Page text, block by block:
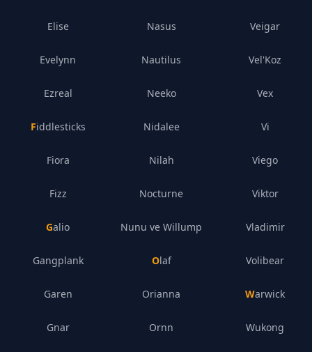
Elise
Evelynn
Ezreal
Fiddlesticks
Fiora
Fizz
Galio
Gangplank
Garen
Gnar
Nasus
Nautilus
Neeko
Nidalee
Nilah
Nocturne
Nunu ve Willump
Olaf
Orianna
Ornn
Veigar
Vel'Koz
Vex
Vi
Viego
Viktor
Vladimir
Volibear
Warwick
Wukong